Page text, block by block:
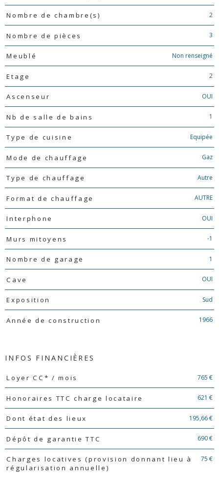
Nombre de chambre(s) 2
Nombre de pièces 3
Meublé Non renseigné
Etage 2
Ascenseur OUI
Nb de salle de bains 1
Type de cuisine Equipée
Mode de chauffage Gaz
Type de chauffage Autre
Format de chauffage AUTRE
Interphone OUI
Murs mitoyens -1
Nombre de garage 1
Cave OUI
Exposition Sud
Année de construction 1966
INFOS FINANCIÈRES
Caractéristiques Valeurs
Loyer CC* / mois 765 €
Honoraires TTC charge locataire 621 €
Dont état des lieux 195,66 €
Dépôt de garantie TTC 690 €
Charges locatives (provision donnant lieu à
régularisation annuelle)
75 €